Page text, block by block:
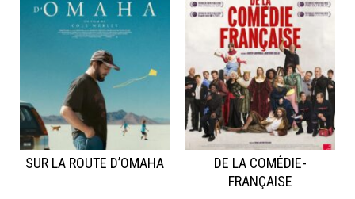
SUR LA ROUTE D’OMAHA
DE LA COMÉDIE-
FRANÇAISE